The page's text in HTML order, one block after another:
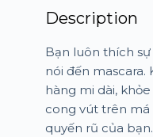
Description
Bạn luôn thích
nói đến
hàng mi dài,
cong vút trên má
quyến rũ của